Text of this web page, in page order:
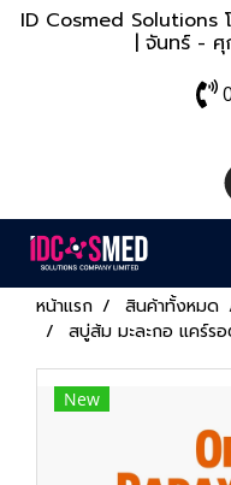
ID Cosmed Solutions
| จันทร์ -
หน้าแรก สินค้าทั้งหมด
สบู่ส้ม มะละกอ แคร์รอ
New